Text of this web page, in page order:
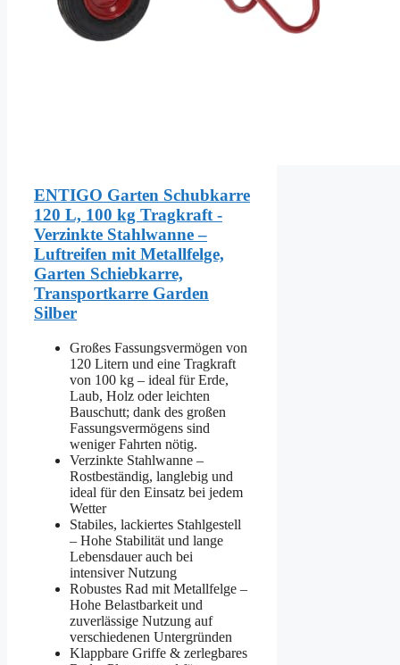
ENTIGO Garten Schubkarre
120 L, 100 kg Tragkraft -
Verzinkte Stahlwanne –
Luftreifen mit Metallfelge,
Garten Schiebkarre,
Transportkarre Garden
Silber
Großes Fassungsvermögen von
120 Litern und eine Tragkraft
von 100 kg – ideal für Erde,
Laub, Holz oder leichten
Bauschutt; dank des großen
Fassungsvermögens sind
weniger Fahrten nötig.
Verzinkte Stahlwanne –
Rostbeständig, langlebig und
ideal für den Einsatz bei jedem
Wetter
Stabiles, lackiertes Stahlgestell
– Hohe Stabilität und lange
Lebensdauer auch bei
intensiver Nutzung
Robustes Rad mit Metallfelge –
Hohe Belastbarkeit und
zuverlässige Nutzung auf
verschiedenen Untergründen
Klappbare Griffe & zerlegbares